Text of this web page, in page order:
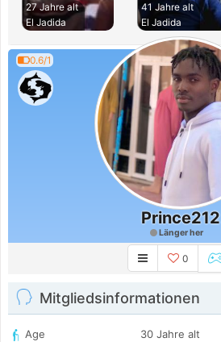
27 Jahre alt
El Jadida
41 Jahre alt
El Jadida
0.6/1
Prince212
Länger her
0
Mitgliedsinformationen
Age
30 Jahre alt